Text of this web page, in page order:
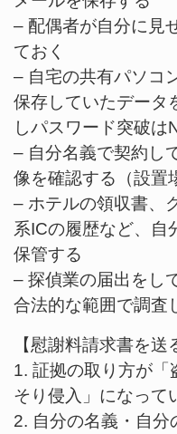
– 配偶者が自分に見
ておく
– 自宅の共有パソコ
保存していたデータ
しパスワード突破は
– 自分名義で契約し
像を確認する（設置
– ホテルの領収書、
系ICの履歴など、自
保管する
– 探偵業の届出をし
合法的な範囲で調査
【慰謝料請求書を送
1. 証拠の取り方が「
そり侵入」になって
2. 自分の名義・自